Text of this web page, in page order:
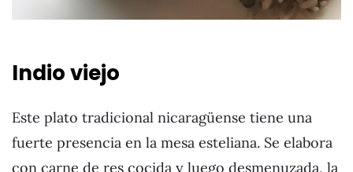
Indio viejo
Este plato tradicional nicaragüense tiene una
fuerte presencia en la mesa esteliana. Se elabora
con carne de res cocida y luego desmenuzada, la